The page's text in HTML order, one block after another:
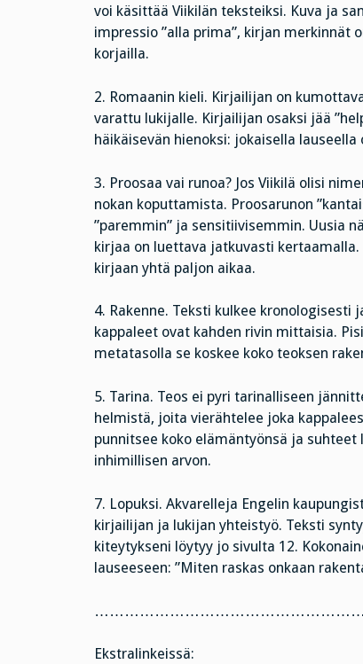
voi käsittää Viikilän teksteiksi. Kuva ja
impressio ”alla prima”, kirjan merkinnät
korjailla.
2. Romaanin kieli. Kirjailijan on
varattu lukijalle. Kirjailijan osaksi jää
häikäisevän hienoksi: jokaisella
3. Proosaa vai runoa? Jos Viikilä olisi
nokan koputtamista. Proosarunon
”paremmin” ja sensitiivisemmin. Uusia
kirjaa on luettava jatkuvasti
kirjaan yhtä paljon aikaa.
4. Rakenne. Teksti kulkee
kappaleet ovat kahden rivin mittaisia.
metatasolla se koskee koko teoksen
5. Tarina. Teos ei pyri tarinalliseen
helmistä, joita vierähtelee joka
punnitsee koko elämäntyönsä ja
inhimillisen arvon.
7. Lopuksi. Akvarelleja Engelin
kirjailijan ja lukijan yhteistyö. Teksti
kiteytykseni löytyy jo sivulta 12.
lauseeseen: ”Miten raskas onkaan
Ekstralinkeissä: